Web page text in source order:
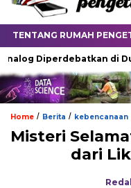
TENTANG RUMAH
Diperdebatkan di Dunia
Home / Berita / kebencanaan
Misteri
dari